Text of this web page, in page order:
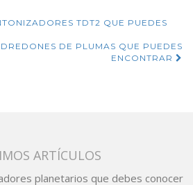
TDT2 QUE PUEDES
DE PLUMAS QUE PUEDES
ENCONTRAR
ARTÍCULOS
planetarios que debes conocer